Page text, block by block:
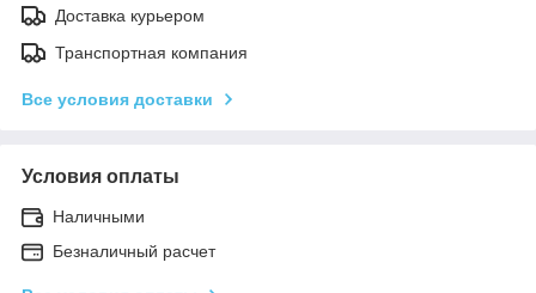
Доставка курьером
Транспортная компания
Все условия доставки
Условия оплаты
Наличными
Безналичный расчет